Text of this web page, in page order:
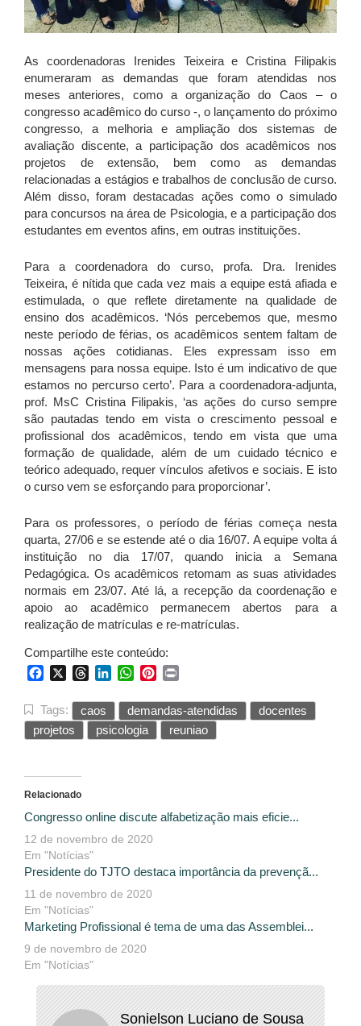
As coordenadoras Irenides Teixeira e Cristina Filipakis
enumeraram as demandas que foram atendidas nos
meses anteriores, como a organização do Caos – o
congresso acadêmico do curso -, o lançamento do próximo
congresso, a melhoria e ampliação dos sistemas de
avaliação discente, a participação dos acadêmicos nos
projetos de extensão, bem como as demandas
relacionadas a estágios e trabalhos de conclusão de curso.
Além disso, foram destacadas ações como o simulado
para concursos na área de Psicologia, e a participação dos
estudantes em eventos afins, em outras instituições.
Para a coordenadora do curso, profa. Dra. Irenides
Teixeira, é nítida que cada vez mais a equipe está afiada e
estimulada, o que reflete diretamente na qualidade de
ensino dos acadêmicos. ‘Nós percebemos que, mesmo
neste período de férias, os acadêmicos sentem faltam de
nossas ações cotidianas. Eles expressam isso em
mensagens para nossa equipe. Isto é um indicativo de que
estamos no percurso certo’. Para a coordenadora-adjunta,
prof. MsC Cristina Filipakis, ‘as ações do curso sempre
são pautadas tendo em vista o crescimento pessoal e
profissional dos acadêmicos, tendo em vista que uma
formação de qualidade, além de um cuidado técnico e
teórico adequado, requer vínculos afetivos e sociais. E isto
o curso vem se esforçando para proporcionar’.
Para os professores, o período de férias começa nesta
quarta, 27/06 e se estende até o dia 16/07. A equipe volta á
instituição no dia 17/07, quando inicia a Semana
Pedagógica. Os acadêmicos retomam as suas atividades
normais em 23/07. Até lá, a recepção da coordenação e
apoio ao acadêmico permanecem abertos para a
realização de matrículas e re-matrículas.
Compartilhe este conteúdo:
FacebookThreadsLinkedInWhatsApp
Pinterest
Tags: caos demandas-atendidas
docentes
projetos
psicologia reuniao
Relacionado
Congresso online discute alfabetização mais eficie...
12 de novembro de 2020
Em "Notícias"
Presidente do TJTO destaca importância da prevençã...
11 de novembro de 2020
Em "Notícias"
Marketing Profissional é tema de uma das Assemblei...
9 de novembro de 2020
Em "Notícias"
Sonielson Luciano de Sousa